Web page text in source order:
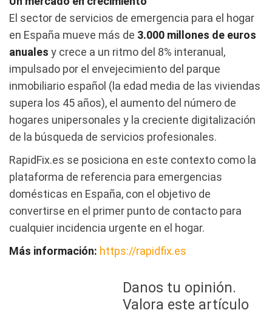
El sector de servicios de emergencia para el hogar
en España mueve más de 3.000 millones de euros
anuales y crece a un ritmo del 8% interanual,
impulsado por el envejecimiento del parque
inmobiliario español (la edad media de las viviendas
supera los 45 años), el aumento del número de
hogares unipersonales y la creciente digitalización
de la búsqueda de servicios profesionales.
RapidFix.es se posiciona en este contexto como la
plataforma de referencia para emergencias
domésticas en España, con el objetivo de
convertirse en el primer punto de contacto para
cualquier incidencia urgente en el hogar.
Más información: https://rapidfix.es
Danos tu opinión.
Valora este artículo